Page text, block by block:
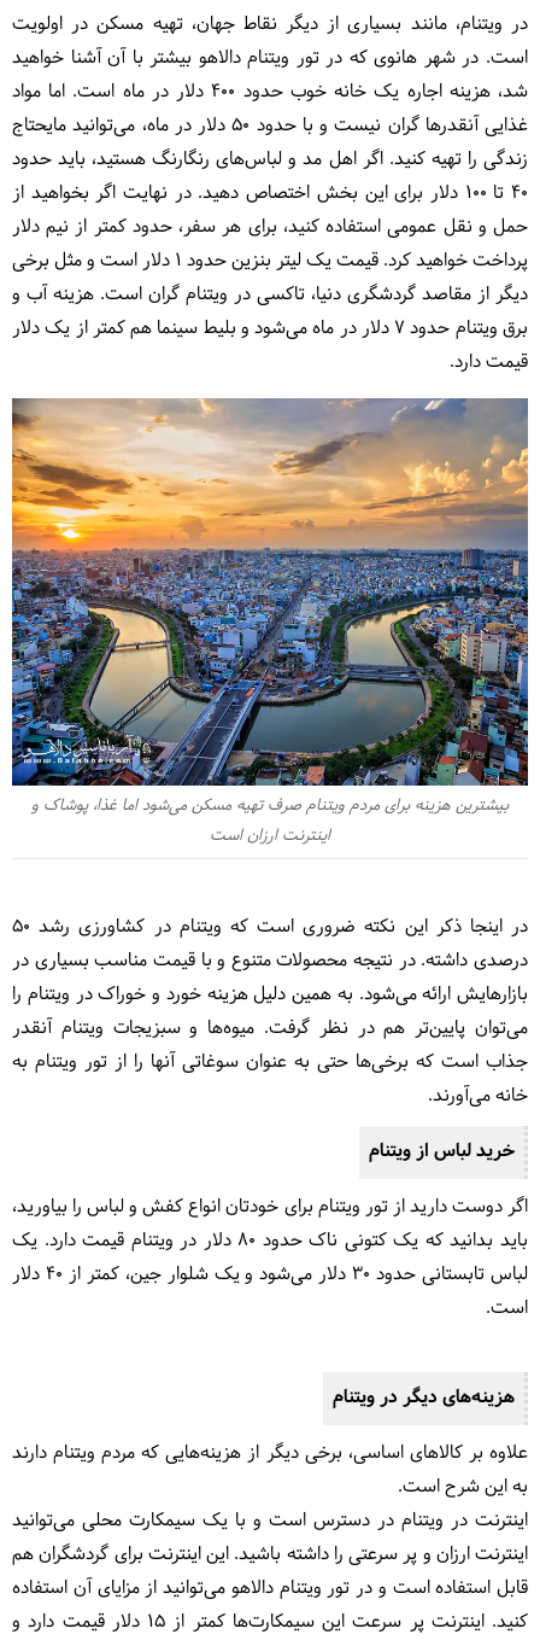
در ویتنام، مانند بسیاری از دیگر نقاط جهان، تهیه مسکن در اولویت
است. در شهر هانوی که در تور ویتنام دالاهو بیشتر با آن آشنا خواهید
شد، هزینه اجاره یک خانه خوب حدود 400 دلار در ماه است. اما مواد
غذایی آنقدرها گران نیست و با حدود 50 دلار در ماه، می‌توانید مایحتاج
زندگی را تهیه کنید. اگر اهل مد و لباس‌های رنگارنگ هستید، باید حدود
40 تا 100 دلار برای این بخش اختصاص دهید. در نهایت اگر بخواهید از
حمل و نقل عمومی استفاده کنید، برای هر سفر، حدود کمتر از نیم دلار
پرداخت خواهید کرد. قیمت یک لیتر بنزین حدود 1 دلار است و مثل برخی
دیگر از مقاصد گردشگری دنیا، تاکسی در ویتنام گران است. هزینه آب و
برق ویتنام حدود 7 دلار در ماه می‌شود و بلیط سینما هم کمتر از یک دلار
قیمت دارد.
بیشترین هزینه برای مردم ویتنام صرف تهیه مسکن می‌شود اما غذا، پوشاک و
اینترنت ارزان است
در اینجا ذکر این نکته ضروری است که ویتنام در کشاورزی رشد 50
درصدی داشته. در نتیجه محصولات متنوع و با قیمت مناسب بسیاری در
بازارهایش ارائه می‌شود. به همین دلیل هزینه خورد و خوراک در ویتنام را
می‌توان پایین‌تر هم در نظر گرفت. میوه‌ها و سبزیجات ویتنام آنقدر
جذاب است که برخی‌ها حتی به عنوان سوغاتی آنها را از تور ویتنام به
خانه می‌آورند.
خرید لباس از ویتنام
اگر دوست دارید از تور ویتنام برای خودتان انواع کفش و لباس را بیاورید،
باید بدانید که یک کتونی ناک حدود 80 دلار در ویتنام قیمت دارد. یک
لباس تابستانی حدود 30 دلار می‌شود و یک شلوار جین، کمتر از 40 دلار
است.
هزینه‌های دیگر در ویتنام
علاوه بر کالاهای اساسی، برخی دیگر از هزینه‌هایی که مردم ویتنام دارند
به این شرح است.
اینترنت در ویتنام در دسترس است و با یک سیمکارت محلی می‌توانید
اینترنت ارزان و پر سرعتی را داشته باشید. این اینترنت برای گردشگران هم
قابل استفاده است و در تور ویتنام دالاهو می‌توانید از مزایای آن استفاده
کنید. اینترنت پر سرعت این سیمکارت‌ها کمتر از 15 دلار قیمت دارد و